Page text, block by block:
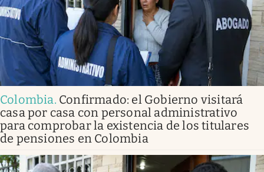
Colombia. Confirmado: el Gobierno visitará
casa por casa con personal administrativo
para comprobar la existencia de los titulares
de pensiones en Colombia